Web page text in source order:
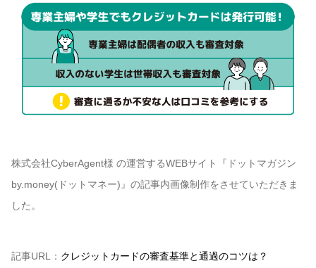
株式会社CyberAgent様 の運営するWEBサイト『ドットマガジン
by.money(ドットマネー)』の記事内画像制作をさせていただきま
した。
記事URL： クレジットカードの審査基準と通過のコツは？